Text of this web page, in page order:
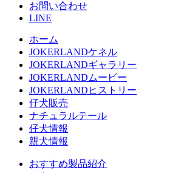
お問い合わせ
LINE
ホーム
JOKERLANDケネル
JOKERLANDギャラリー
JOKERLANDムービー
JOKERLANDヒストリー
仔犬販売
ナチュラルテール
仔犬情報
親犬情報
おすすめ製品紹介